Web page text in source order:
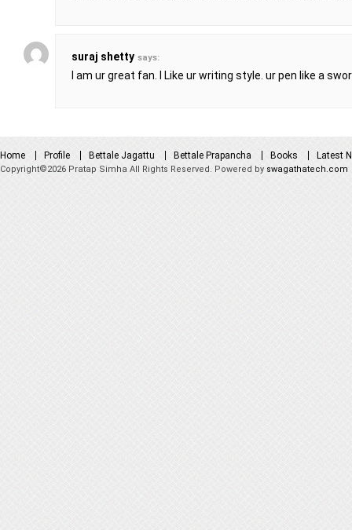
suraj shetty says:
I am ur great fan. I Like ur writing style. ur pen like a
Home Profile Bettale Jagattu Bettale Prapancha Books Latest
Copyright©2026 Pratap Simha All Rights Reserved. Powered by swagathatech.com